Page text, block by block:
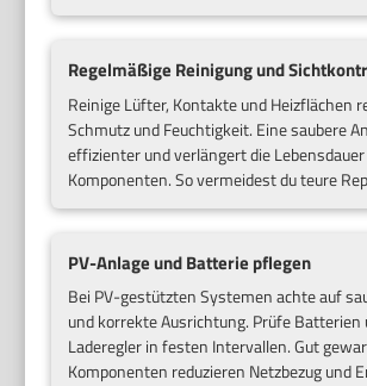
Regelmäßige Reinigung und
Reinige Lüfter, Kontakte und Heizflächen
Schmutz und Feuchtigkeit. Eine saubere
effizienter und verlängert die
Komponenten. So vermeidest du teure
PV-Anlage und Batterie pflegen
Bei PV-gestützten Systemen achte auf
und korrekte Ausrichtung. Prüfe Batterien
Laderegler in festen Intervallen. Gut
Komponenten reduzieren Netzbezug und